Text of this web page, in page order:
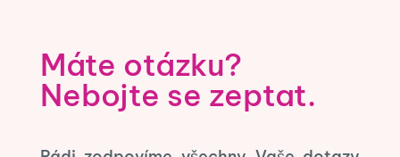
Máte otázku?
Nebojte se zeptat.